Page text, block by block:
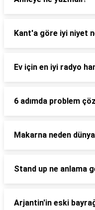
Kant'a göre iyi niyet
Ev için en iyi radyo
6 adımda problem
Makarna neden
Stand up ne anlama
Arjantin'in eski